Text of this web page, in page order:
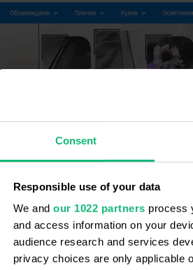
Consent
Responsible use of your data
We and our 1022 partners process
and access information on your
audience research and services
privacy choices are only applicable
на Gaudi DS с формата за
на компанията Gaudi
които са част от Netpeak